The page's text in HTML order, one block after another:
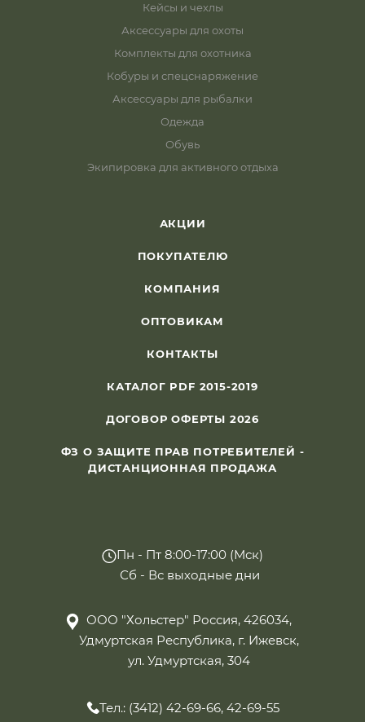
Кейсы и чехлы
Аксессуары для охоты
Комплекты для охотника
Кобуры и спецснаряжение
Аксессуары для рыбалки
Одежда
Обувь
Экипировка для активного отдыха
АКЦИИ
ПОКУПАТЕЛЮ
КОМПАНИЯ
ОПТОВИКАМ
КОНТАКТЫ
КАТАЛОГ PDF 2015-2019
ДОГОВОР ОФЕРТЫ 2026
ФЗ О ЗАЩИТЕ ПРАВ ПОТРЕБИТЕЛЕЙ -
ДИСТАНЦИОННАЯ ПРОДАЖА
Пн - Пт 8:00-17:00 (Мск)
Сб - Вс выходные дни
ООО "Хольстер" Россия, 426034,
Удмуртская Республика, г. Ижевск,
ул. Удмуртская, 304
Тел.: (3412) 42-69-66, 42-69-55